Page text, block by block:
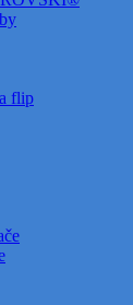
flip